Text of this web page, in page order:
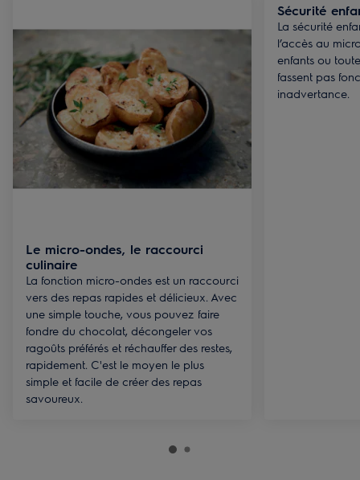
Le micro-ondes, le raccourci
culinaire
La fonction micro-ondes est un raccourci
vers des repas rapides et délicieux. Avec
une simple touche, vous pouvez faire
fondre du chocolat, décongeler vos
ragoûts préférés et réchauffer des restes,
rapidement. C'est le moyen le plus
simple et facile de créer des repas
savoureux.
Sécurité
La sécurité
l’accès au
enfants ou
fassent pas
inadvertance.